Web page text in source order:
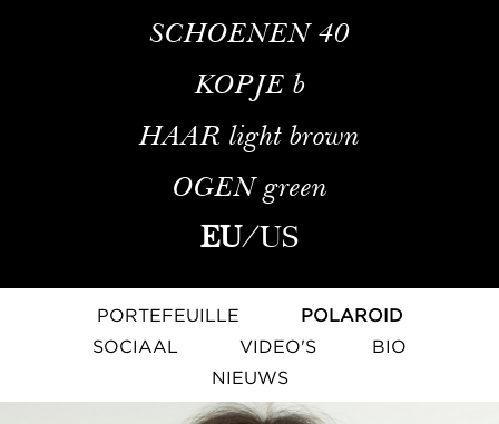
SCHOENEN 40
KOPJE b
HAAR light brown
OGEN green
EU/US
PORTEFEUILLE
POLAROID
SOCIAAL
VIDEO'S
BIO
NIEUWS